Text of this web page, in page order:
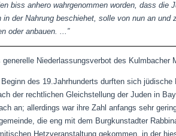
biss anhero wahrgenommen worden, dass
in der Nahrung beschiehet, solle von nun an
oder anbauen. ...”
generelle Niederlassungsverbot des
des 19.Jahrhunderts durften sich
der rechtlichen Gleichstellung der Juden in
an; allerdings war ihre Zahl anfangs sehr
die eng mit dem Burgkunstadter
Hetzveranstaltung gekommen, in der